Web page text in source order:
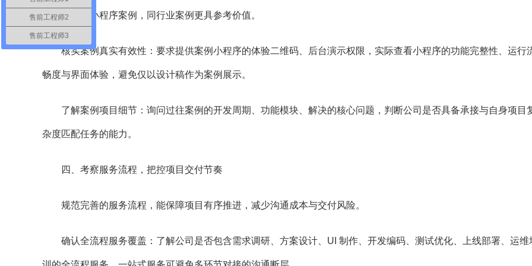
点餐、外卖小程序案例，同行业案例更具参考价值。
核实案例真实有效性：要求提供案例小程序的体验二维码、后台演示权限，实际查看小程序的功能完整性、运行
畅度与界面体验，避免仅以设计稿作为案例展示。
了解案例项目细节：询问过往案例的开发周期、功能模块、解决的核心问题，判断公司是否具备承接与自身项目
杂度匹配任务的能力。
四、考察服务流程，把控项目交付节奏
规范完善的服务流程，能保障项目有序推进，减少沟通成本与交付风险。
确认全流程服务覆盖：了解公司是否包含需求调研、方案设计、UI 制作、开发编码、测试优化、上线部署、运维
售前工程师2
售前工程师3